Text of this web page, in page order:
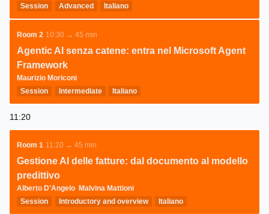
Session
Advanced Italiano
Room 2 10:30 → 45 min
Agentic AI senza catene: entra nel Microsoft Agent
Framework
Maurizio Moriconi
Session
Intermediate Italiano
11:20
Room 1 11:20 → 45 min
Gestione AI delle fatture: dal documento al modello
predittivo
Alberto D'Angelo Malvina Mattioni
Session
Introductory and overview Italiano